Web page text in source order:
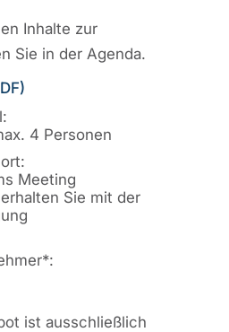
Inhalte zur
Sie in der Agenda.
4 Personen
Meeting
Sie mit der
*:
ist ausschließlich